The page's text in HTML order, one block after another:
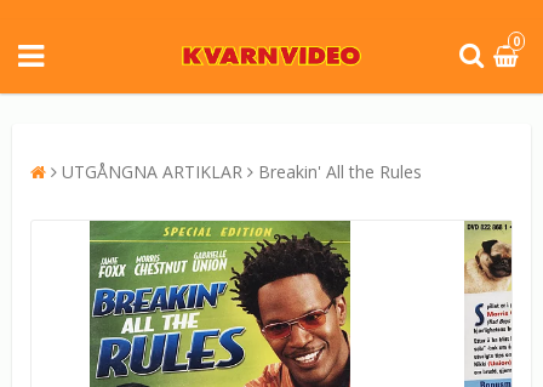
0
UTGÅNGNA ARTIKLAR Breakin' All the Rules